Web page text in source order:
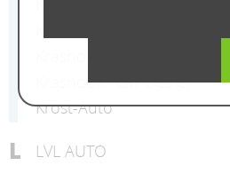
Krasnodar Car Dealer
Krost-Auto
L LVL AUTO